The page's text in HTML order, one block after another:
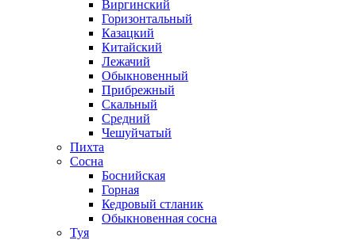
Виргинский
Горизонтальный
Казацкий
Китайский
Лежачий
Обыкновенный
Прибрежный
Скальный
Средний
Чешуйчатый
Пихта
Сосна
Боснийская
Горная
Кедровый стланик
Обыкновенная сосна
Туя